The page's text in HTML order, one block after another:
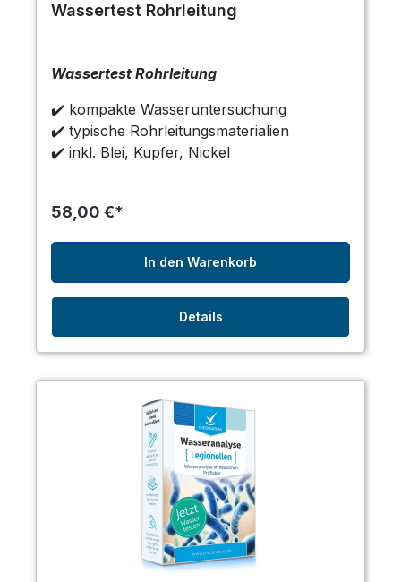
Wassertest Rohrleitung
Wassertest Rohrleitung
✔️ kompakte Wasseruntersuchung
✔️ typische Rohrleitungsmaterialien
✔️ inkl. Blei, Kupfer, Nickel
58,00 €*
In den Warenkorb
Details